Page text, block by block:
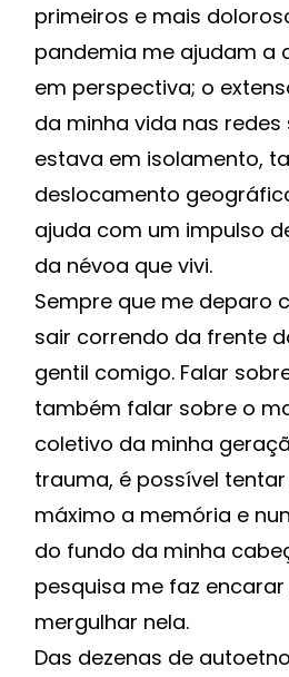
primeiros e mais
pandemia me ajudam a
em perspectiva; o
da minha vida nas
estava em isolamento,
deslocamento
ajuda com um impulso
da névoa que vivi.
Sempre que me deparo
sair correndo da frente
gentil comigo. Falar
também falar sobre o
coletivo da minha
trauma, é possível
máximo a memória e
do fundo da minha
pesquisa me faz
mergulhar nela.
Das dezenas de